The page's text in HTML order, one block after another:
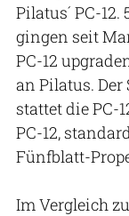
Pilatus´ PC-
gingen seit
PC-12
an Pilatus.
stattet die PC-
PC-12,
Fünfblatt-
Im Vergleich